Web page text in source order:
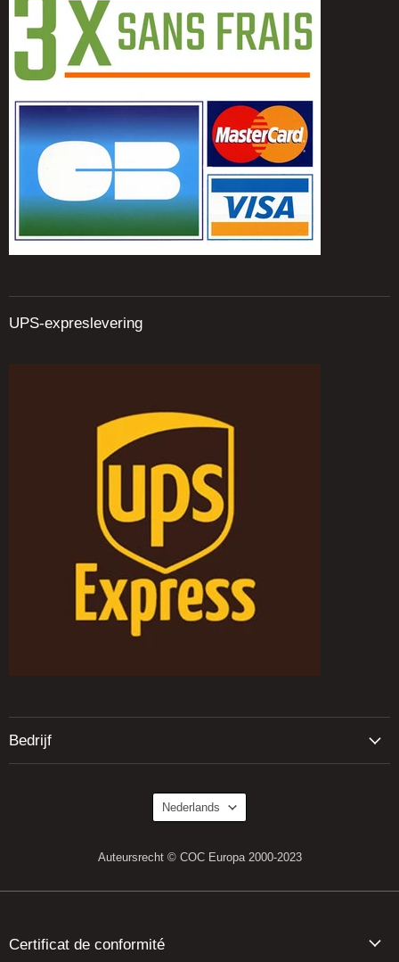
UPS-expreslevering
Bedrijf
Auteursrecht © COC Europa 2000-2023
Taal
Nederlands
Certificat de conformité